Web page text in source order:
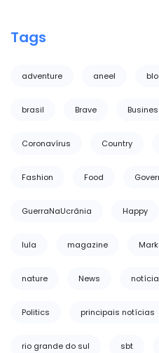
Tags
adventure aneel
brasil Brave
Coronavírus Country
Fashion Food
GuerraNaUcrânia Happy
lula magazine
nature News
Politics principais notícias
rio grande do sul sbt